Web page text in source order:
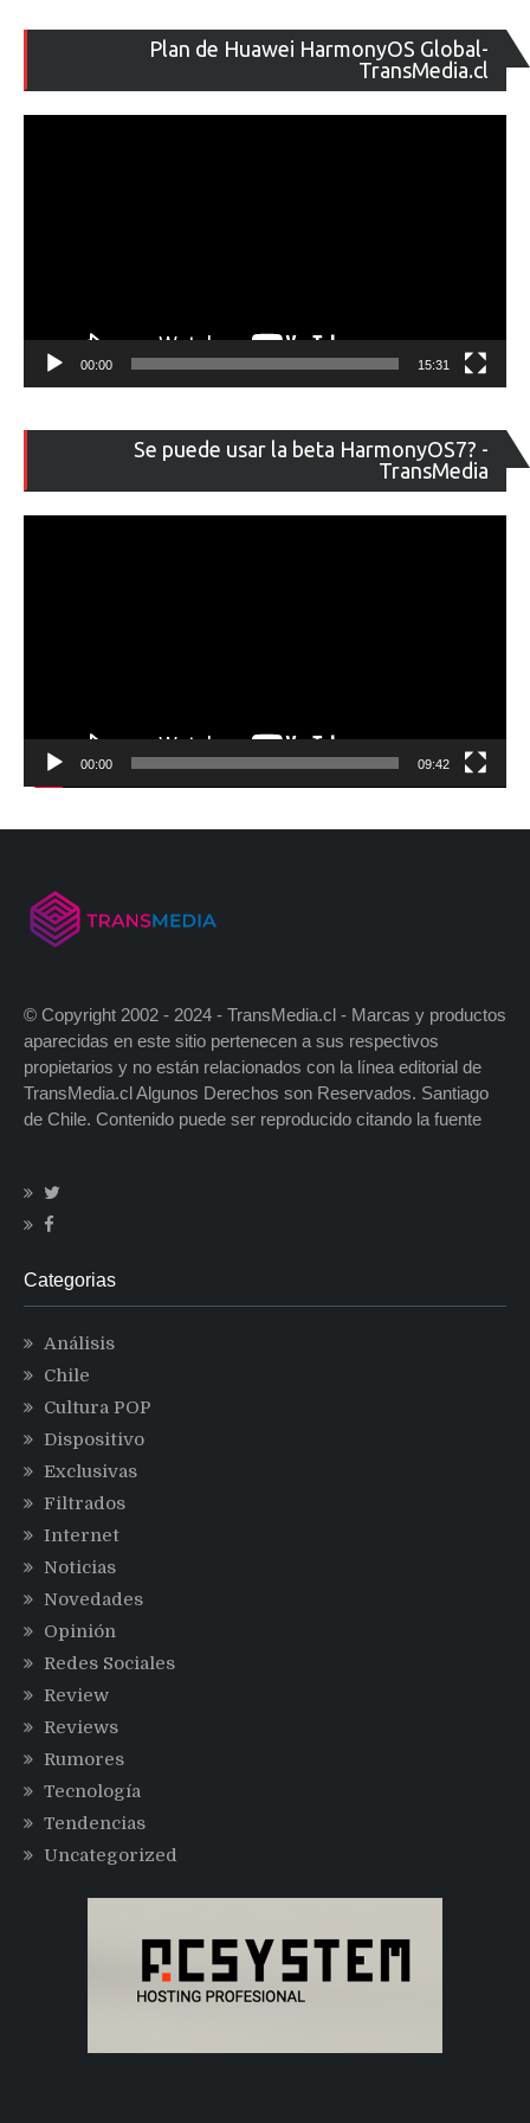
Plan de Huawei HarmonyOS Global-
TransMedia.cl
de
00:00 15:31
Se puede usar la beta HarmonyOS7? -
TransMedia
de
00:00 09:42
© Copyright 2002 - 2024 - TransMedia.cl - Marcas y productos
aparecidas en este sitio pertenecen a sus respectivos
propietarios y no están relacionados con la línea editorial de
TransMedia.cl Algunos Derechos son Reservados. Santiago
de Chile. Contenido puede ser reproducido citando la fuente
Categorias
Análisis
Chile
Cultura POP
Dispositivo
Exclusivas
Filtrados
Internet
Noticias
Novedades
Opinión
Redes Sociales
Review
Reviews
Rumores
Tecnología
Tendencias
Uncategorized